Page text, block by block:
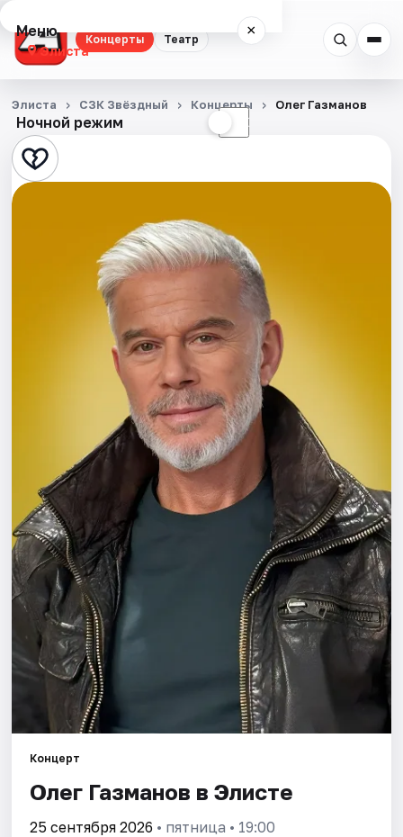
Концерты Театр
Меню ×
Элиста
Концерты
Театр
События
Ночной режим ☾
Элиста СЗК Звёздный Концерты Олег Газманов
Концерт
Олег Газманов в Элисте
25 сентября 2026 • пятница • 19:00